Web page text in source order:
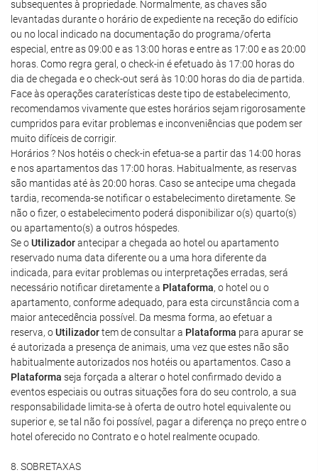
subsequentes à propriedade. Normalmente, as chaves são
levantadas durante o horário de expediente na receção do edifício
ou no local indicado na documentação do programa/oferta
especial, entre as 09:00 e as 13:00 horas e entre as 17:00 e as 20:00
horas. Como regra geral, o check-in é efetuado às 17:00 horas do
dia de chegada e o check-out será às 10:00 horas do dia de partida.
Face às operações caraterísticas deste tipo de estabelecimento,
recomendamos vivamente que estes horários sejam rigorosamente
cumpridos para evitar problemas e inconveniências que podem ser
muito difíceis de corrigir.
Horários ? Nos hotéis o check-in efetua-se a partir das 14:00 horas
e nos apartamentos das 17:00 horas. Habitualmente, as reservas
são mantidas até às 20:00 horas. Caso se antecipe uma chegada
tardia, recomenda-se notificar o estabelecimento diretamente. Se
não o fizer, o estabelecimento poderá disponibilizar o(s) quarto(s)
ou apartamento(s) a outros hóspedes.
Se oUtilizadorantecipar a chegada ao hotel ou apartamento
reservado numa data diferente ou a uma hora diferente da
indicada, para evitar problemas ou interpretações erradas, será
necessário notificar diretamente a Plataforma, o hotel ou o
apartamento, conforme adequado, para esta circunstância com a
maior antecedência possível. Da mesma forma, ao efetuar a
reserva, oUtilizadortem de consultar a Plataforma para apurar se
é autorizada a presença de animais, uma vez que estes não são
habitualmente autorizados nos hotéis ou apartamentos. Caso a
Plataforma seja forçada a alterar o hotel confirmado devido a
eventos especiais ou outras situações fora do seu controlo, a sua
responsabilidade limita-se à oferta de outro hotel equivalente ou
superior e, se tal não foi possível, pagar a diferença no preço entre o
hotel oferecido no Contrato e o hotel realmente ocupado.
8. SOBRETAXAS